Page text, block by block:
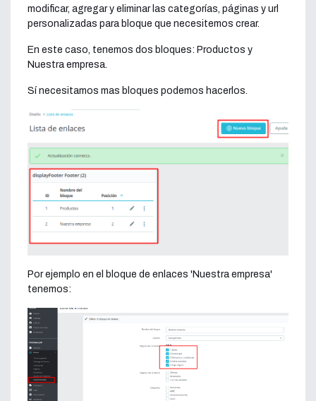
modificar, agregar y eliminar las categorías, páginas y url
personalizadas para bloque que necesitemos crear.
En este caso, tenemos dos bloques: Productos y
Nuestra empresa.
Sí necesitamos mas bloques podemos hacerlos.
Por ejemplo en el bloque de enlaces 'Nuestra empresa'
tenemos: